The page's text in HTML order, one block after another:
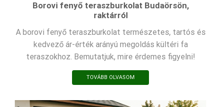
Borovi fenyő teraszburkolat Budaörsön,
raktárról
A borovi fenyő teraszburkolat természetes, tartós és
kedvező ár-érték arányú megoldás kültéri fa
teraszokhoz. Bemutatjuk, mire érdemes figyelni!
TOVÁBB OLVASOM